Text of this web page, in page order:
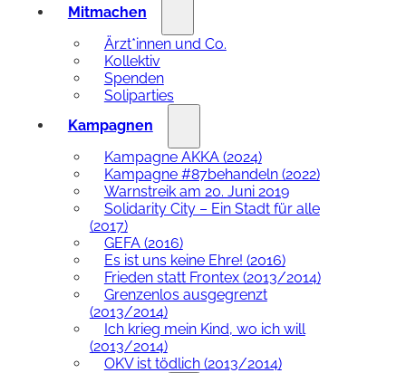
Mitmachen
Ärzt*innen und Co.
Kollektiv
Spenden
Soliparties
Kampagnen
Kampagne AKKA (2024)
Kampagne #87behandeln (2022)
Warnstreik am 20. Juni 2019
Solidarity City – Ein Stadt für alle
(2017)
GEFA (2016)
Es ist uns keine Ehre! (2016)
Frieden statt Frontex (2013/2014)
Grenzenlos ausgegrenzt
(2013/2014)
Ich krieg mein Kind, wo ich will
(2013/2014)
OKV ist tödlich (2013/2014)